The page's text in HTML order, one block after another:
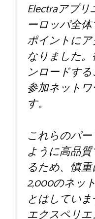
Electraアプ
ーロッパ全
ポイントに
なりました
ンロードす
参加ネット
す。
これらのパ
ように高品
るため、慎重
2,000のネッ
とはしてい
エクスペリ